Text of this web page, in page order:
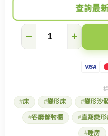
查詢最
家
不
可
思
議
− +
床 變形床 變形沙
客廳儲物櫃 直翻變形
睡房